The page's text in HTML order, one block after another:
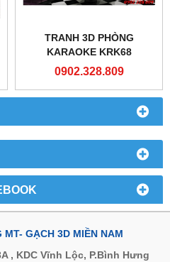
TRANH 3D PHÒNG
KARAOKE KRK68
0902.328.809
MT- GẠCH 3D MIỀN NAM
, KDC Vĩnh Lộc, P.Bình Hưng